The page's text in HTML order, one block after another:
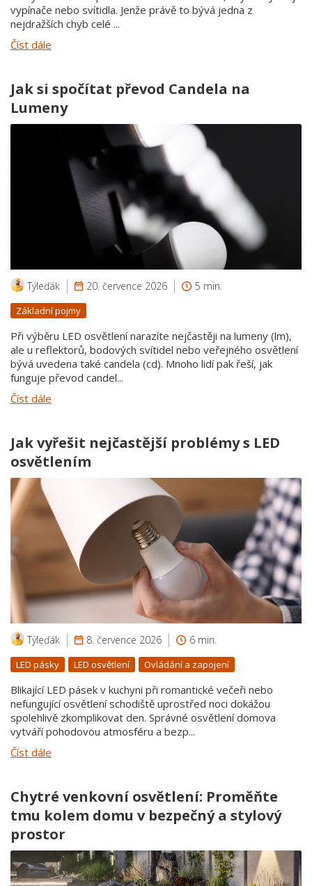
vypínače nebo svítidla. Jenže právě to bývá jedna z
nejdražších chyb celé ...
Číst dále
Jak si spočítat převod Candela na
Lumeny
Týleďák 20. července 2026 5 min.
Základní pojmy
Při výběru LED osvětlení narazíte nejčastěji na lumeny (lm),
ale u reflektorů, bodových svítidel nebo veřejného osvětlení
bývá uvedena také candela (cd). Mnoho lidí pak řeší, jak
funguje převod candel...
Číst dále
Jak vyřešit nejčastější problémy s LED
osvětlením
Týleďák 8. července 2026 6 min.
LED pásky LED osvětlení Ovládání a zapojení
Blikající LED pásek v kuchyni při romantické večeři nebo
nefungující osvětlení schodiště uprostřed noci dokážou
spolehlivě zkomplikovat den. Správné osvětlení domova
vytváří pohodovou atmosféru a bezp...
Číst dále
Chytré venkovní osvětlení: Proměňte
tmu kolem domu v bezpečný a stylový
prostor